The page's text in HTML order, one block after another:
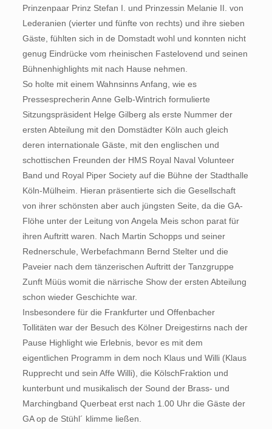
Prinzenpaar Prinz Stefan I. und Prinzessin Melanie II. von
Lederanien (vierter und fünfte von rechts) und ihre sieben
Gäste, fühlten sich in de Domstadt wohl und konnten nicht
genug Eindrücke vom rheinischen Fastelovend und seinen
Bühnenhighlights mit nach Hause nehmen.
So holte mit einem Wahnsinns Anfang, wie es
Pressesprecherin Anne Gelb-Wintrich formulierte
Sitzungspräsident Helge Gilberg als erste Nummer der
ersten Abteilung mit den Domstädter Köln auch gleich
deren internationale Gäste, mit den englischen und
schottischen Freunden der HMS Royal Naval Volunteer
Band und Royal Piper Society auf die Bühne der Stadthalle
Köln-Mülheim. Hieran präsentierte sich die Gesellschaft
von ihrer schönsten aber auch jüngsten Seite, da die GA-
Flöhe unter der Leitung von Angela Meis schon parat für
ihren Auftritt waren. Nach Martin Schopps und seiner
Rednerschule, Werbefachmann Bernd Stelter und die
Paveier nach dem tänzerischen Auftritt der Tanzgruppe
Zunft Müüs womit die närrische Show der ersten Abteilung
schon wieder Geschichte war.
Insbesondere für die Frankfurter und Offenbacher
Tollitäten war der Besuch des Kölner Dreigestirns nach der
Pause Highlight wie Erlebnis, bevor es mit dem
eigentlichen Programm in dem noch Klaus und Willi (Klaus
Rupprecht und sein Affe Willi), die KölschFraktion und
kunterbunt und musikalisch der Sound der Brass- und
Marchingband Querbeat erst nach 1.00 Uhr die Gäste der
GA op de Stühl´ klimme ließen.